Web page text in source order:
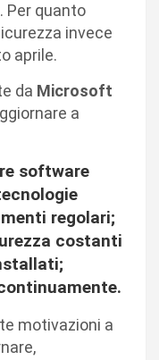
. Per quanto
invece
aprile.
da Microsoft
a
software
regolari;
costanti
motivazioni a